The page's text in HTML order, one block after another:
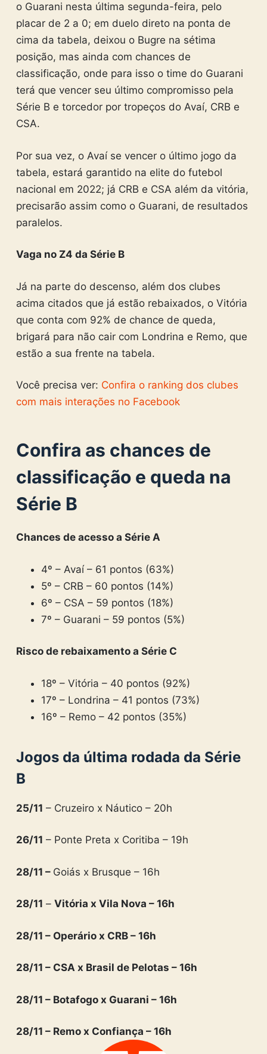
o Guarani nesta última segunda-feira, pelo
placar de 2 a 0; em duelo direto na ponta de
cima da tabela, deixou o Bugre na sétima
posição, mas ainda com chances de
classificação, onde para isso o time do Guarani
terá que vencer seu último compromisso pela
Série B e torcedor por tropeços do Avaí, CRB e
CSA.
Por sua vez, o Avaí se vencer o último jogo da
tabela, estará garantido na elite do futebol
nacional em 2022; já CRB e CSA além da vitória,
precisarão assim como o Guarani, de resultados
paralelos.
Vaga no Z4 da Série B
Já na parte do descenso, além dos clubes
acima citados que já estão rebaixados, o Vitória
que conta com 92% de chance de queda,
brigará para não cair com Londrina e Remo, que
estão a sua frente na tabela.
Você precisa ver: Confira o ranking dos clubes
com mais interações no Facebook
Confira as chances de
classificação e queda na
Série B
Chances de acesso a Série A
4º – Avaí – 61 pontos (63%)
5º – CRB – 60 pontos (14%)
6º – CSA – 59 pontos (18%)
7º – Guarani – 59 pontos (5%)
Risco de rebaixamento a Série C
18º – Vitória – 40 pontos (92%)
17º – Londrina – 41 pontos (73%)
16º – Remo – 42 pontos (35%)
Jogos da última rodada da Série
B
25/11 – Cruzeiro x Náutico – 20h
26/11 – Ponte Preta x Coritiba – 19h
28/11 – Goiás x Brusque – 16h
28/11 – Vitória x Vila Nova – 16h
28/11 – Operário x CRB – 16h
28/11 – CSA x Brasil de Pelotas – 16h
28/11 – Botafogo x Guarani – 16h
28/11 – Remo x Confiança – 16h